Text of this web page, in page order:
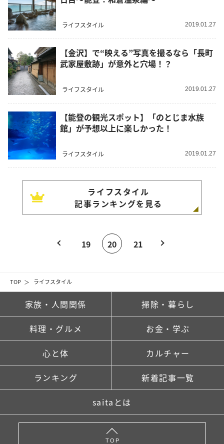
TOP ライフスタイル
ライフスタイル 2019.01.27
【金沢】で“映える”写真を撮るなら「長町
武家屋敷跡」が意外と穴場！？
ライフスタイル 2019.01.27
【能登の観光スポット】「のとじま水族
館」が予想以上に楽しかった！
ライフスタイル 2019.01.27
ライフスタイル
記事ランキングを見る
19 20 21
家族・人間関係 掃除・暮らし
料理・グルメ お金・学ぶ
心と体 カルチャー
ランキング 新着記事一覧
saitaとは
TOP